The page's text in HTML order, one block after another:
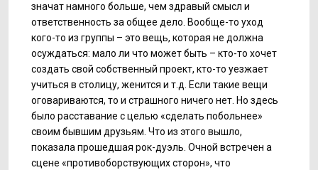
значат намного больше, чем здравый смысл и
ответственность за общее дело. Вообще-то уход
кого-то из группы – это вещь, которая не должна
осуждаться: мало ли что может быть – кто-то хочет
создать свой собственный проект, кто-то уезжает
учиться в столицу, женится и т.д. Если такие вещи
оговариваются, то и страшного ничего нет. Но здесь
было расставание с целью «сделать побольнее»
своим бывшим друзьям. Что из этого вышло,
показала прошедшая рок-дуэль. Очной встречен а
сцене «противоборствующих сторон», что